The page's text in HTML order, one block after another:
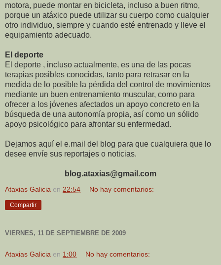
motora, puede montar en bicicleta, incluso a buen ritmo,
porque un atáxico puede utilizar su cuerpo como cualquier
otro individuo, siempre y cuando esté entrenado y lleve el
equipamiento adecuado.
El deporte
El deporte , incluso actualmente, es una de las pocas
terapias posibles conocidas, tanto para retrasar en la
medida de lo posible la pérdida del control de movimientos
mediante un buen entrenamiento muscular, como para
ofrecer a los jóvenes afectados un apoyo concreto en la
búsqueda de una autonomía propia, así como un sólido
apoyo psicológico para afrontar su enfermedad.
Dejamos aquí el e.mail del blog para que cualquiera que lo
desee envíe sus reportajes o noticias.
blog.ataxias@gmail.com
Ataxias Galicia en 22:54 No hay comentarios:
Compartir
VIERNES, 11 DE SEPTIEMBRE DE 2009
Ataxias Galicia en 1:00 No hay comentarios: